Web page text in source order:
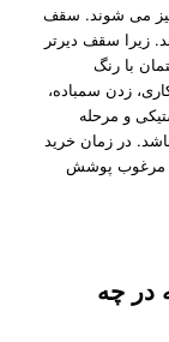
می شوند. سقف
زیرا سقف دیرتر
با رنگ
زدن سمباده،
و مرحله
در زمان خرید
مرغوب پوشش
در چه